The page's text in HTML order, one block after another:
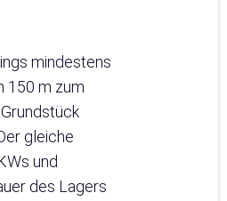
mindestens
150 m zum
gleiche
und
des Lagers